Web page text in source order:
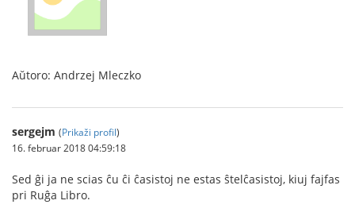
Aŭtoro: Andrzej Mleczko
sergejm (Prikaži profil)
16. februar 2018 04:59:18
Sed ĝi ja ne scias ĉu ĉi ĉasistoj ne estas ŝtelĉasistoj, kiuj fajfas
pri Ruĝa Libro.